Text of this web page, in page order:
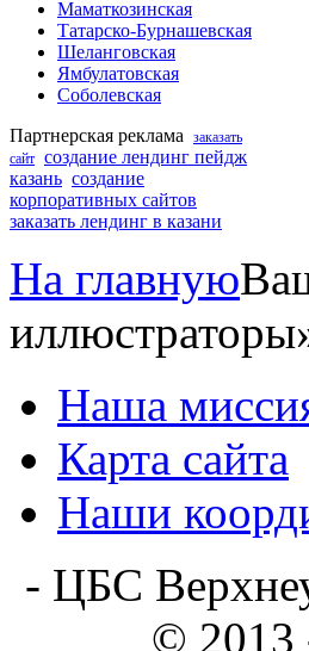
Маматкозинская
Татарско-Бурнашевская
Шеланговская
Ямбулатовская
Соболевская
Партнерская реклама
заказать
сайт создание лендинг пейдж
казань создание
корпоративных сайтов
заказать лендинг в казани
На главную
Наша
Карта сайта
Наши
- ЦБС
© 2013